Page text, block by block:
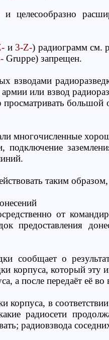
целесообразно
и 3-Z-) радиограмм см.
Gruppe) запрещен.
взводами
или взвод
просматривать
многочисленные
подключение
таким
от
предоставления
сообщает о
корпуса, который
а после передаёт её
корпуса, в
радиосети
радиовзвода